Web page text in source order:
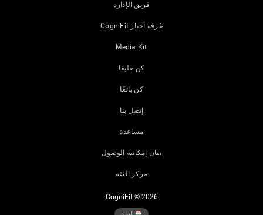
فريق الإدارة
غرفة أخبار CogniFit
Media Kit
كن حليفا
كن بائعًا
إتصل بنا
مساعدة
بيان إمكانية الوصول
مركز الثقة
CogniFit © 2026
اليمن